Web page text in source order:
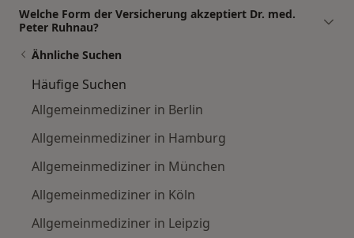
Welche Form der Versicherung akzeptiert Dr. med.
Peter Ruhnau?
Ähnliche Suchen
Häufige Suchen
Allgemeinmediziner in Berlin
Allgemeinmediziner in Hamburg
Allgemeinmediziner in München
Allgemeinmediziner in Köln
Allgemeinmediziner in Leipzig